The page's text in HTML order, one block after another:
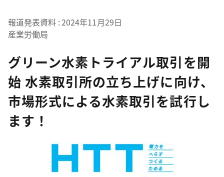
報道発表資料 2024年11月29日
産業労働局
グリーン水素トライアル取引を開
始 水素取引所の立ち上げに向け、
市場形式による水素取引を試行し
ます！